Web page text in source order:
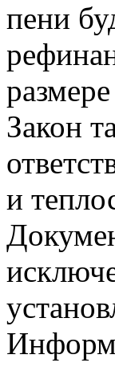
пени
Закон
и